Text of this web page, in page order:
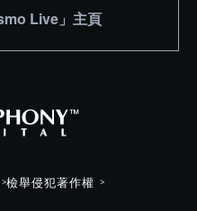
Live」主頁
檢舉侵犯著作權